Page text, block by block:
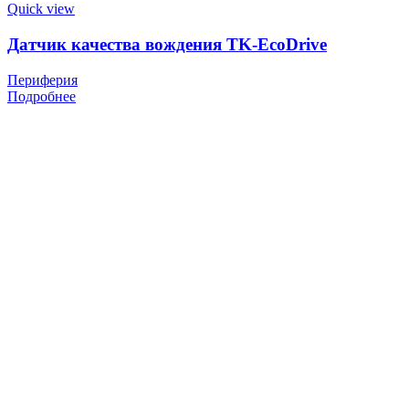
Quick view
Датчик качества вождения TK-EcoDrive
Периферия
Подробнее